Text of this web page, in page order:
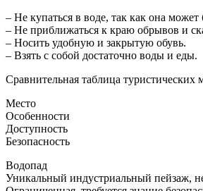
– Не купаться в воде, так как она может
– Не приближаться к краю обрывов и
– Носить удобную и закрытую обувь.
– Взять с собой достаточно воды и еды.
Сравнительная таблица туристических
Место
Особенности
Доступность
Безопасность
Водопад
Уникальный индустриальный пейзаж,